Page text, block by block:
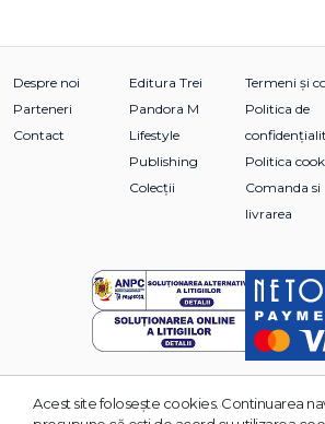
Despre noi
Parteneri
Contact
Editura Trei
Pandora M
Lifestyle
Publishing
Colecții
Termeni și
Politica de
Politica
Comanda si
livrarea
© 2026 Grupul Editorial TREI. Toate
Acest site foloseşte cookies. Continuarea